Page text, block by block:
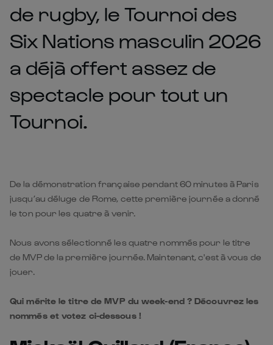
de rugby, le Tournoi des
Six Nations masculin 2026
a déjà offert assez de
spectacle pour tout un
Tournoi.
De la démonstration française pendant 60 minutes à Paris
jusqu’au déluge de Rome, cette première journée a donné
le ton pour les quatre à venir.
Nous avons sélectionné les quatre nommés pour le titre
de MVP de la première journée. Maintenant, c'est à vous de
jouer.
Qui mérite le titre de MVP du week-end ? Découvrez les
nommés et votez ci-dessous !